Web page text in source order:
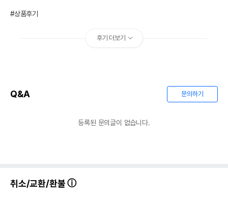
#상품후기
후기 더보기
Q&A 문의하기
등록된 문의글이 없습니다.
취소/교환/환불